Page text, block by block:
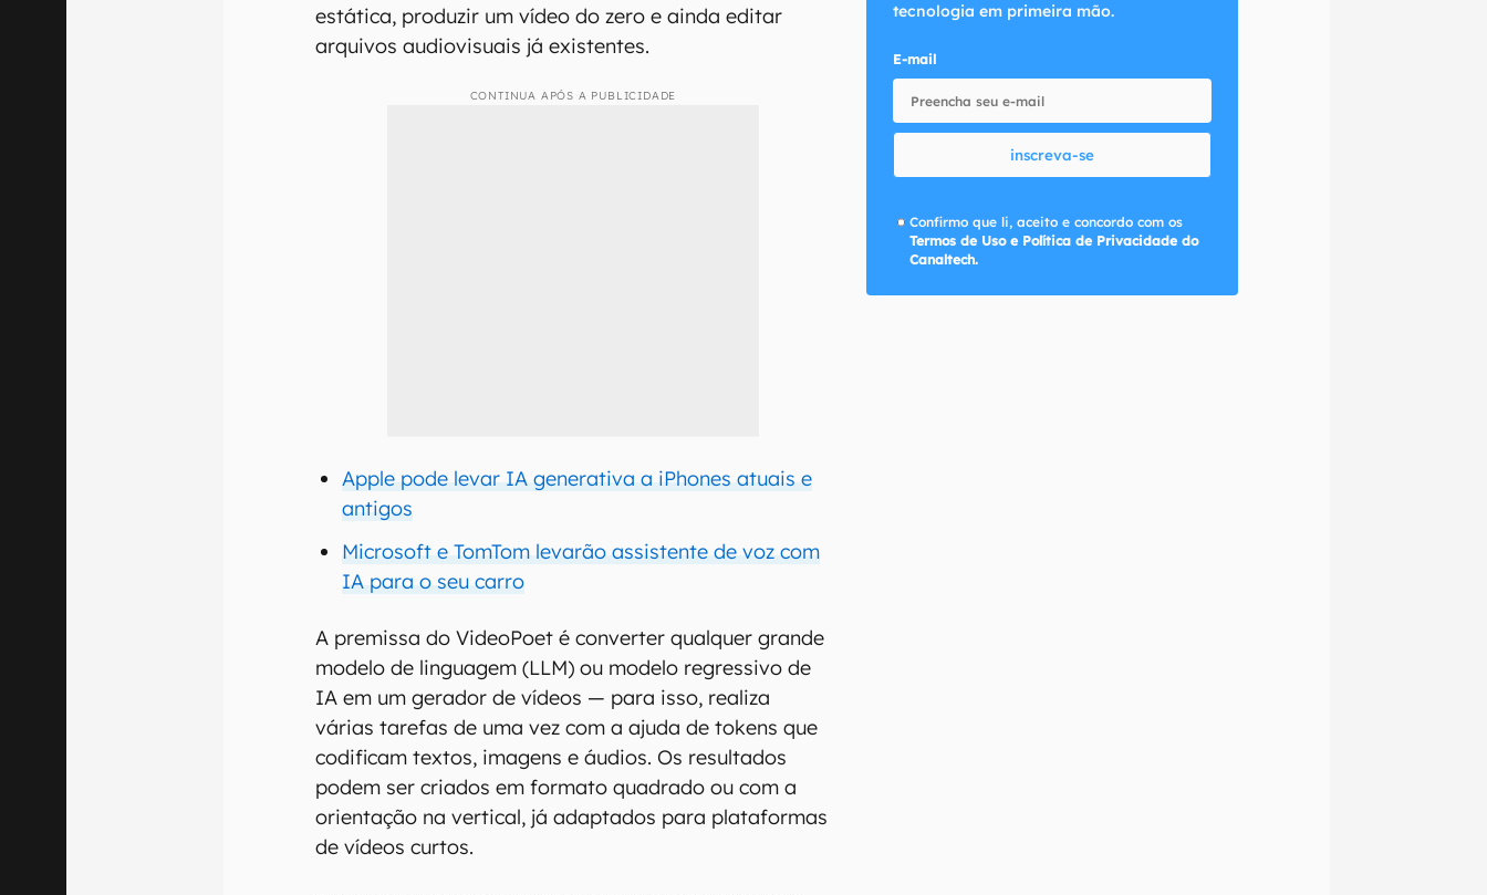
estática, produzir um vídeo do zero e ainda editar
arquivos audiovisuais já existentes.
CONTINUA APÓS A PUBLICIDADE
Apple pode levar IA generativa a iPhones atuais e
antigos
Microsoft e TomTom levarão assistente de voz com
IA para o seu carro
A premissa do VideoPoet é converter qualquer grande
modelo de linguagem (LLM) ou modelo regressivo de
IA em um gerador de vídeos — para isso, realiza
várias tarefas de uma vez com a ajuda de tokens que
codificam textos, imagens e áudios. Os resultados
podem ser criados em formato quadrado ou com a
orientação na vertical, já adaptados para plataformas
de vídeos curtos.
tecnologia em primeira mão.
E-mail
inscreva-se
Confirmo que li, aceito e concordo com os
Termos de Uso e Política de Privacidade do
Canaltech.